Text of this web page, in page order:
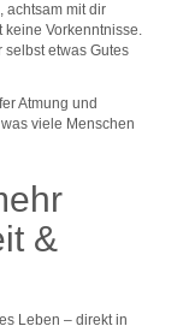
achtsam mit dir
keine Vorkenntnisse.
selbst etwas Gutes
Atmung und
viele Menschen
&
Leben – direkt in